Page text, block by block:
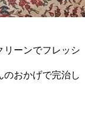
リーンでフレッシ
のおかげで完治し